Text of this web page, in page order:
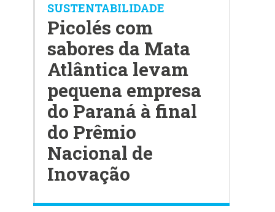
SUSTENTABILIDADE
Picolés com
sabores da Mata
Atlântica levam
pequena empresa
do Paraná à final
do Prêmio
Nacional de
Inovação